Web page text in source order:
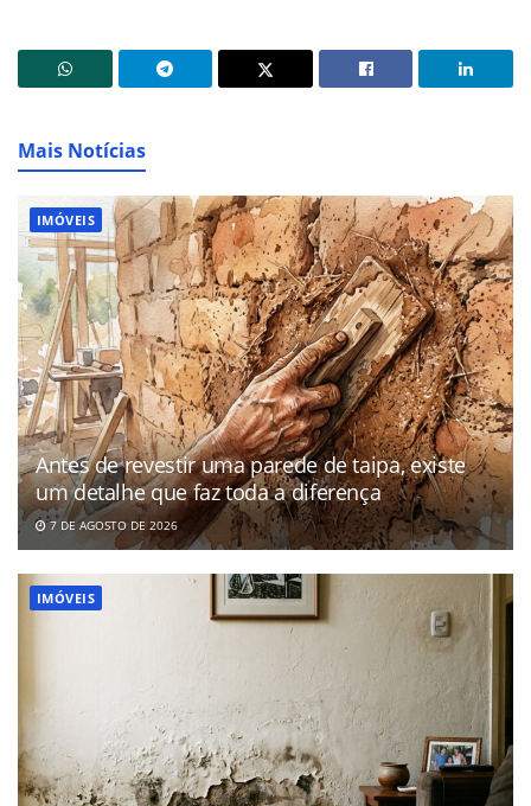
Mais Notícias
IMÓVEIS
Antes de revestir uma parede de taipa, existe
um detalhe que faz toda a diferença
7 DE AGOSTO DE 2026
IMÓVEIS